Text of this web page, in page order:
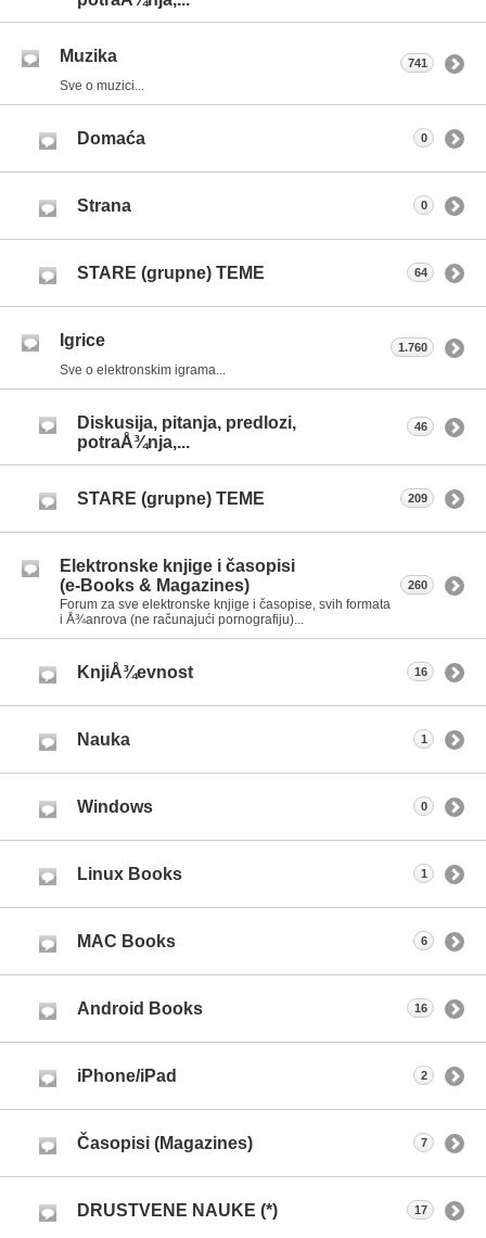
Muzika
Sve o muzici...
741
Domaća 0
Strana 0
STARE (grupne) TEME 64
Igrice
Sve o elektronskim igrama...
1.760
Diskusija, pitanja, predlozi,
potraÅ¾nja,...
46
STARE (grupne) TEME 209
Elektronske knjige i časopisi
(e-Books & Magazines)
Forum za sve elektronske knjige i časopise, svih formata
i Å¾anrova (ne računajući pornografiju)...
260
KnjiÅ¾evnost 16
Nauka 1
Windows 0
Linux Books 1
MAC Books 6
Android Books 16
iPhone/iPad 2
Časopisi (Magazines) 7
DRUSTVENE NAUKE (*) 17